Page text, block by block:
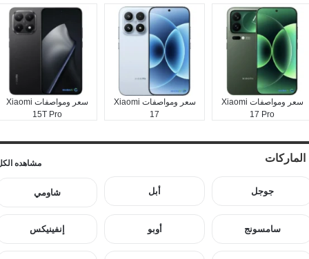
سعر ومواصفات Xiaomi
17 Pro
سعر ومواصفات Xiaomi
17
سعر ومواصفات Xiaomi
15T Pro
الماركات مشاهده
جوجل أبل شاومي
سامسونج أوبو إنفينيكس